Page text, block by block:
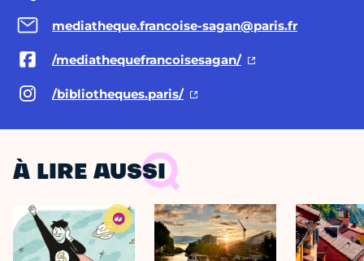
mediatheque.francoise-sagan@paris.fr
/mediathequefrancoisesagan/
/bibliotheques.paris/
À LIRE AUSSI